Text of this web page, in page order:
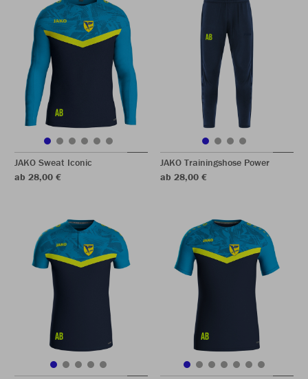
JAKO Sweat Iconic
ab 28,00 €
JAKO Trainingshose Power
ab 28,00 €